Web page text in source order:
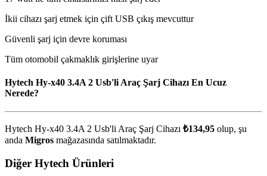
İkii cihazı şarj etmek için çift USB çıkış mevcuttur
Güvenli şarj için devre koruması
Tüm otomobil çakmaklık girişlerine uyar
Hytech Hy-x40 3.4A 2 Usb'li Araç Şarj Cihazı En Ucuz
Nerede?
Hytech Hy-x40 3.4A 2 Usb'li Araç Şarj Cihazı ₺134,95 olup, şu
anda Migros mağazasında satılmaktadır.
Diğer Hytech Ürünleri